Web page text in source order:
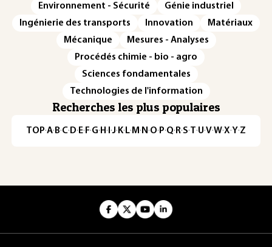
Environnement - Sécurité
Génie industriel
Ingénierie des transports
Innovation
Matériaux
Mécanique
Mesures - Analyses
Procédés chimie - bio - agro
Sciences fondamentales
Technologies de l'information
Recherches les plus populaires
TOP·A·B·C· D· E· F·G· H · ·J· K· L· M · N ·O· P·Q· R·S·T·U·V·W·X·Y·Z